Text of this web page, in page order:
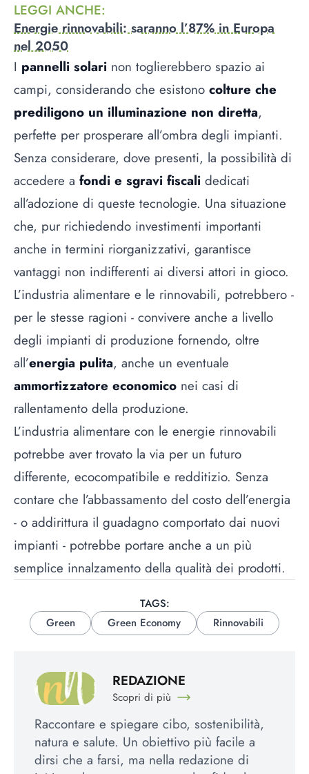
LEGGI ANCHE:
Energie rinnovabili: saranno l’87% in Europa
nel 2050
I pannelli solari non toglierebbero spazio ai
campi, considerando che esistono colture che
prediligono un illuminazione non diretta,
perfette per prosperare all’ombra degli impianti.
Senza considerare, dove presenti, la possibilità di
accedere a fondi e sgravi fiscali dedicati
all’adozione di queste tecnologie. Una situazione
che, pur richiedendo investimenti importanti
anche in termini riorganizzativi, garantisce
vantaggi non indifferenti ai diversi attori in gioco.
L’industria alimentare e le rinnovabili, potrebbero -
per le stesse ragioni - convivere anche a livello
degli impianti di produzione fornendo, oltre
all’energia pulita, anche un eventuale
ammortizzatore economico nei casi di
rallentamento della produzione.
L’industria alimentare con le energie rinnovabili
potrebbe aver trovato la via per un futuro
differente, ecocompatibile e redditizio. Senza
contare che l’abbassamento del costo dell’energia
- o addirittura il guadagno comportato dai nuovi
impianti - potrebbe portare anche a un più
semplice innalzamento della qualità dei prodotti.
TAGS:
Green
Green Economy Rinnovabili
REDAZIONE
Scopri di più
Raccontare e spiegare cibo, sostenibilità,
natura e salute. Un obiettivo più facile a
dirsi che a farsi, ma nella redazione di